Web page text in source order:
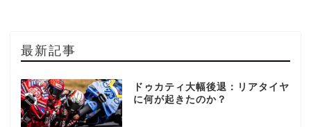
最新記事
ドゥカティ大幅後退：リアタイヤ
に何が起きたのか？